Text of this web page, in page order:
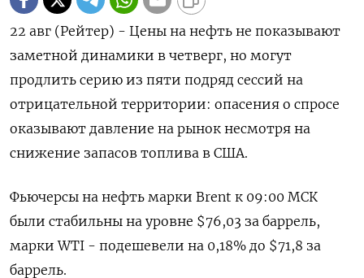
22 авг (Рейтер) - Цены на нефть не показывают
заметной динамики в четверг, но могут
продлить серию из пяти подряд сессий на
отрицательной территории: опасения о спросе
оказывают давление на рынок несмотря на
снижение запасов топлива в США.
Фьючерсы на нефть марки Brent к 09:00 МСК
были стабильны на уровне $76,03 за баррель,
марки WTI - подешевели на 0,18% до $71,8 за
баррель.